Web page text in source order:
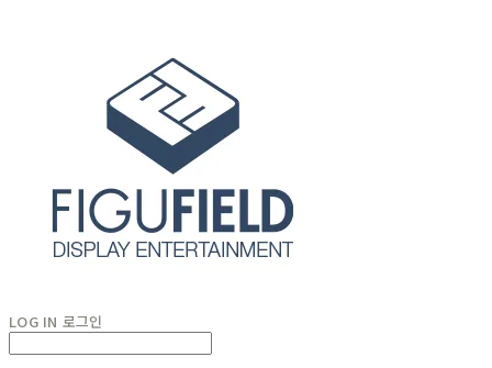
LOG IN 로그인